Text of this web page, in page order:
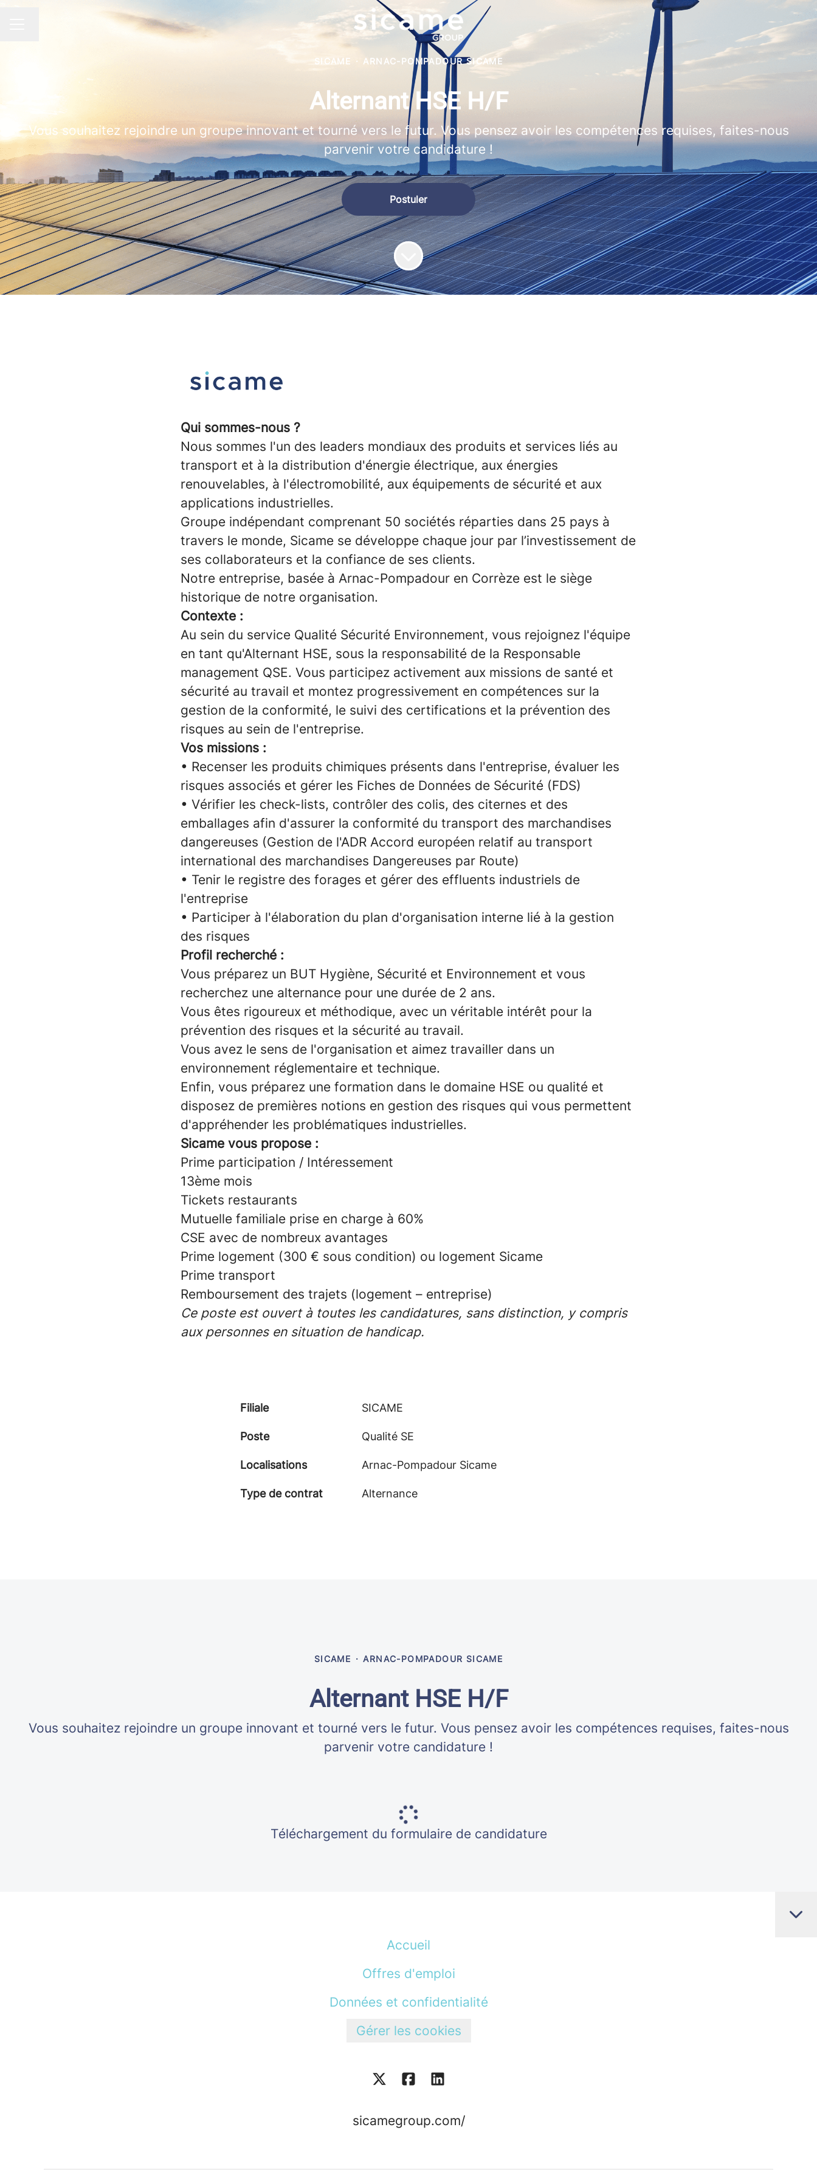
SICAME · ARNAC-POMPADOUR SICAME
Alternant HSE H/F
Vous souhaitez rejoindre un groupe innovant et tourné vers le futur. Vous pensez avoir les compétences requises, faites-nous
parvenir votre candidature !
Postuler
Qui sommes-nous ?
Nous sommes l'un des leaders mondiaux des produits et services liés au
transport et à la distribution d'énergie électrique, aux énergies
renouvelables, à l'électromobilité, aux équipements de sécurité et aux
applications industrielles.
Groupe indépendant comprenant 50 sociétés réparties dans 25 pays à
travers le monde, Sicame se développe chaque jour par l’investissement de
ses collaborateurs et la confiance de ses clients.
Notre entreprise, basée à Arnac-Pompadour en Corrèze est le siège
historique de notre organisation.
Contexte :
Au sein du service Qualité Sécurité Environnement, vous rejoignez l'équipe
en tant qu'Alternant HSE, sous la responsabilité de la Responsable
management QSE. Vous participez activement aux missions de santé et
sécurité au travail et montez progressivement en compétences sur la
gestion de la conformité, le suivi des certifications et la prévention des
risques au sein de l'entreprise.
Vos missions :
• Recenser les produits chimiques présents dans l'entreprise, évaluer les
risques associés et gérer les Fiches de Données de Sécurité (FDS)
• Vérifier les check-lists, contrôler des colis, des citernes et des
emballages afin d'assurer la conformité du transport des marchandises
dangereuses (Gestion de l'ADR Accord européen relatif au transport
international des marchandises Dangereuses par Route)
• Tenir le registre des forages et gérer des effluents industriels de
l'entreprise
• Participer à l'élaboration du plan d'organisation interne lié à la gestion
des risques
Profil recherché :
Vous préparez un BUT Hygiène, Sécurité et Environnement et vous
recherchez une alternance pour une durée de 2 ans.
Vous êtes rigoureux et méthodique, avec un véritable intérêt pour la
prévention des risques et la sécurité au travail.
Vous avez le sens de l'organisation et aimez travailler dans un
environnement réglementaire et technique.
Enfin, vous préparez une formation dans le domaine HSE ou qualité et
disposez de premières notions en gestion des risques qui vous permettent
d'appréhender les problématiques industrielles.
Sicame vous propose :
Prime participation / Intéressement
13ème mois
Tickets restaurants
Mutuelle familiale prise en charge à 60%
CSE avec de nombreux avantages
Prime logement (300 € sous condition) ou logement Sicame
Prime transport
Remboursement des trajets (logement – entreprise)
Ce poste est ouvert à toutes les candidatures, sans distinction, y compris
aux personnes en situation de handicap.
Filiale SICAME
Poste Qualité SE
Localisations Arnac-Pompadour Sicame
Type de contrat Alternance
SICAME · ARNAC-POMPADOUR SICAME
Alternant HSE H/F
Vous souhaitez rejoindre un groupe innovant et tourné vers le futur. Vous pensez avoir les compétences requises, faites-nous
parvenir votre candidature !
Téléchargement du formulaire de candidature
Accueil
Offres d'emploi
Données et confidentialité
Gérer les cookies
sicamegroup.com/